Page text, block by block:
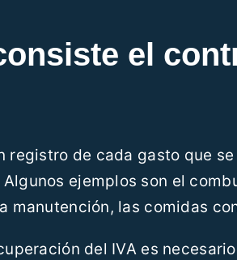
el
registro de cada gasto que
ejemplos son el
manutención, las comidas
del IVA es